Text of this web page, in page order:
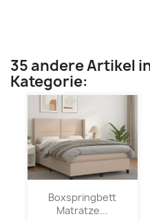
35 andere Artikel
Kategorie:
Boxspringbett
Matratze...